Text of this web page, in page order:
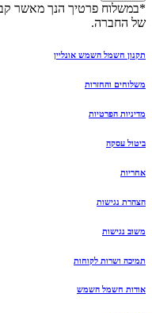
*במשלוח פרטיך הנך מאשר
של החברה.
תקנון חשמל השמש אונליין
משלוחים והחזרות
מדיניות הפרטיות
ביטול עסקה
אחריות
הצהרת נגישות
משוב נגישות
תמיכה ושרות לקוחות
אודות חשמל השמש